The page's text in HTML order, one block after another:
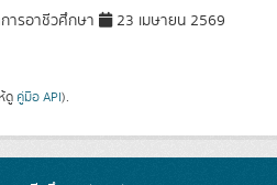
ารอาชีวศึกษา 23 เมษายน 2569
ดู คู่มือ API).